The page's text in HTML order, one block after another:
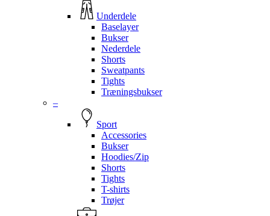
Underdele
Baselayer
Bukser
Nederdele
Shorts
Sweatpants
Tights
Træningsbukser
–
Sport
Accessories
Bukser
Hoodies/Zip
Shorts
Tights
T-shirts
Trøjer